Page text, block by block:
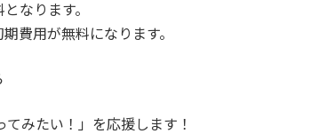
なります。
費用が無料になります。
てみたい！」を応援します！